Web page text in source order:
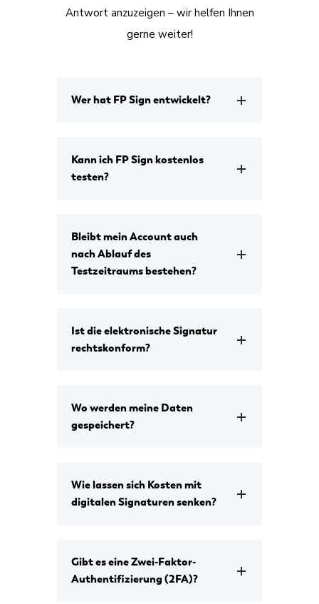
Antwort anzuzeigen – wir helfen Ihnen
gerne weiter!
Wer hat FP Sign entwickelt?
Kann ich FP Sign kostenlos
testen?
Bleibt mein Account auch
nach Ablauf des
Testzeitraums bestehen?
Ist die elektronische Signatur
rechtskonform?
Wo werden meine Daten
gespeichert?
Wie lassen sich Kosten mit
digitalen Signaturen senken?
Gibt es eine Zwei-Faktor-
Authentifizierung (2FA)?